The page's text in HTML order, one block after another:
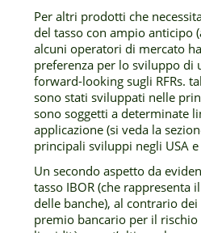
Per altri prodotti che
del tasso con ampio anticipo
alcuni operatori di mercato
preferenza per lo sviluppo di
forward-looking sugli RFRs.
sono stati sviluppati nelle
sono soggetti a determinate
applicazione (si veda la
principali sviluppi negli USA e
Un secondo aspetto da
tasso IBOR (che rappresenta
delle banche), al contrario dei
premio bancario per il